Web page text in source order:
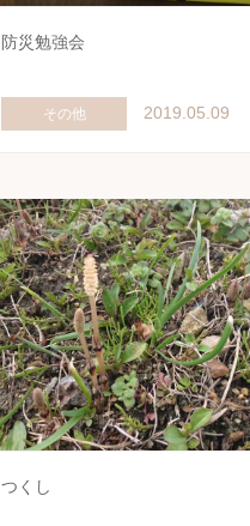
防災勉強会
その他 2019.05.09
つくし